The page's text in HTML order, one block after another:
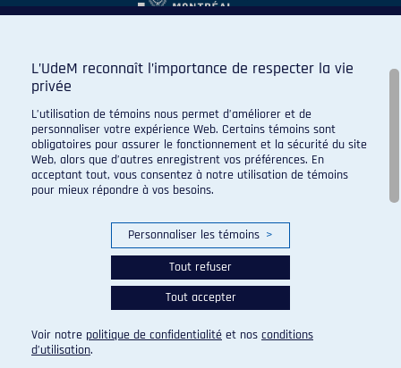
© 2026 Carabins de l'Université de Montréal. Tous droits
réservés.
Paramètres des témoins
L’UdeM reconnaît l’importance de respecter la vie
privée
L’utilisation de témoins nous permet d’améliorer et de
personnaliser votre expérience Web. Certains témoins sont
obligatoires pour assurer le fonctionnement et la sécurité du site
Web, alors que d’autres enregistrent vos préférences. En
acceptant tout, vous consentez à notre utilisation de témoins
pour mieux répondre à vos besoins.
Personnaliser les témoins >
Tout refuser
Tout accepter
Voir notre politique de confidentialité et nos conditions
d’utilisation.